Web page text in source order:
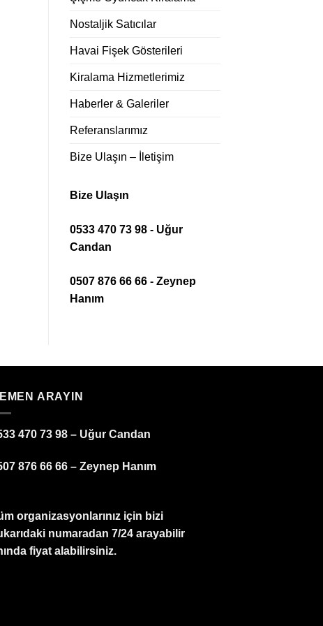
Nostaljik Satıcılar
Havai Fişek Gösterileri
Kiralama Hizmetlerimiz
Haberler & Galeriler
Referanslarımız
Bize Ulaşın – İletişim
Bize Ulaşın
0533 470 73 98 - Uğur
Candan
0507 876 66 66 - Zeynep
Hanım
ARAYIN
470 73 98 – Uğur Candan
876 66 66 – Zeynep Hanım
organizasyonlarınız için bizi
numaradan 7/24 arayabilir
fiyat alabilirsiniz.